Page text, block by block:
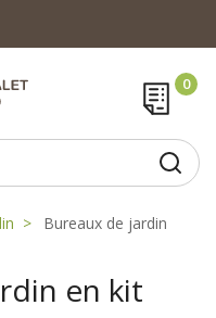
Bureaux de jardin
en kit